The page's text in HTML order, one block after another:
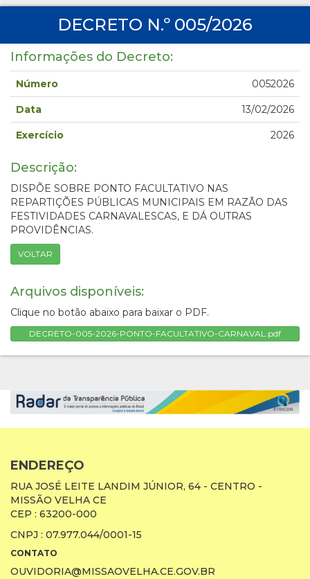
DECRETO N.º 005/2026
Informações do Decreto:
Número 0052026
Data 13/02/2026
Exercício 2026
Descrição:
DISPÕE SOBRE PONTO FACULTATIVO NAS
REPARTIÇÕES PÚBLICAS MUNICIPAIS EM RAZÃO DAS
FESTIVIDADES CARNAVALESCAS, E DÁ OUTRAS
PROVIDÊNCIAS.
VOLTAR
Arquivos disponíveis:
Clique no botão abaixo para baixar o PDF.
DECRETO-005-2026-PONTO-FACULTATIVO-CARNAVAL.pdf
ENDEREÇO
RUA JOSÉ LEITE LANDIM JÚNIOR, 64 - CENTRO -
MISSÃO VELHA CE
CEP : 63200-000
CNPJ : 07.977.044/0001-15
CONTATO
OUVIDORIA@MISSAOVELHA.CE.GOV.BR